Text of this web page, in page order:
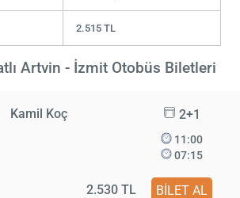
2.515 TL
Artvin - İzmit Otobüs Biletleri
Kamil Koç 2+1
11:00
07:15
2.530 TL BİLET AL